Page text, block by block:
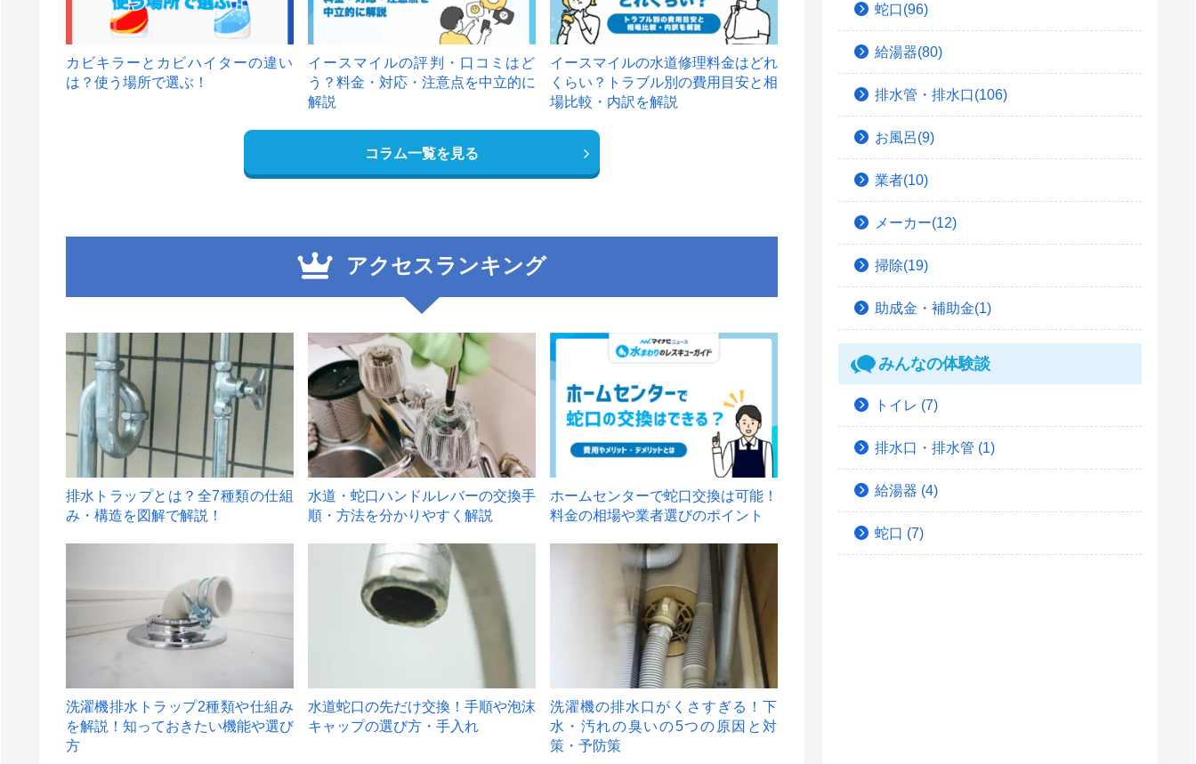
カビキラーとカビハイターの違い
は？使う場所で選ぶ！
イースマイルの評判・口コミはど
う？料金・対応・注意点を中立的に
解説
イースマイルの水道修理料金はどれ
くらい？トラブル別の費用目安と相
場比較・内訳を解説
コラム一覧を見る
アクセスランキング
1
排水トラップとは？全7種類の仕組
み・構造を図解で解説！
2
水道・蛇口ハンドルレバーの交換手
順・方法を分かりやすく解説
ホームセンターで蛇口交換は可能！
料金の相場や業者選びのポイント
洗濯機排水トラップ2種類や仕組み
を解説！知っておきたい機能や選び
方
水道蛇口の先だけ交換！手順や泡沫
キャップの選び方・手入れ
洗濯機の排水口がくさすぎる！下
水・汚れの臭いの5つの原因と対
策・予防策
蛇口(96)
給湯器(80)
排水管・排水口(106)
お風呂(9)
業者(10)
メーカー(12)
掃除(19)
助成金・補助金(1)
みんなの体験談
トイレ (7)
排水口・排水管 (1)
給湯器 (4)
蛇口 (7)